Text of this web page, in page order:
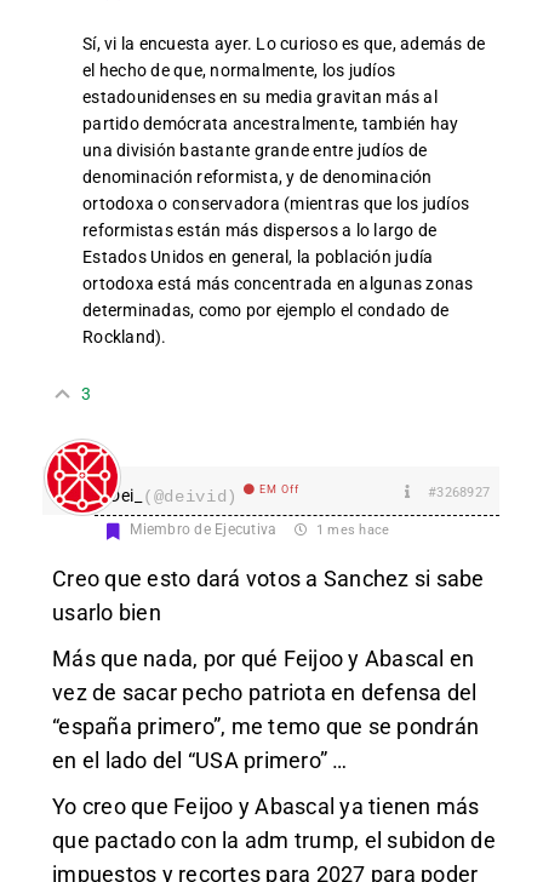
Sí, vi la encuesta ayer. Lo curioso es que, además de
el hecho de que, normalmente, los judíos
estadounidenses en su media gravitan más al
partido demócrata ancestralmente, también hay
una división bastante grande entre judíos de
denominación reformista, y de denominación
ortodoxa o conservadora (mientras que los judíos
reformistas están más dispersos a lo largo de
Estados Unidos en general, la población judía
ortodoxa está más concentrada en algunas zonas
determinadas, como por ejemplo el condado de
Rockland).
3
Dei_ (@deivid) EM Off #3268927
Miembro de Ejecutiva 1 mes hace
Creo que esto dará votos a Sanchez si sabe
usarlo bien
Más que nada, por qué Feijoo y Abascal en
vez de sacar pecho patriota en defensa del
“españa primero”, me temo que se pondrán
en el lado del “USA primero” …
Yo creo que Feijoo y Abascal ya tienen más
que pactado con la adm trump, el subidon de
impuestos y recortes para 2027 para poder